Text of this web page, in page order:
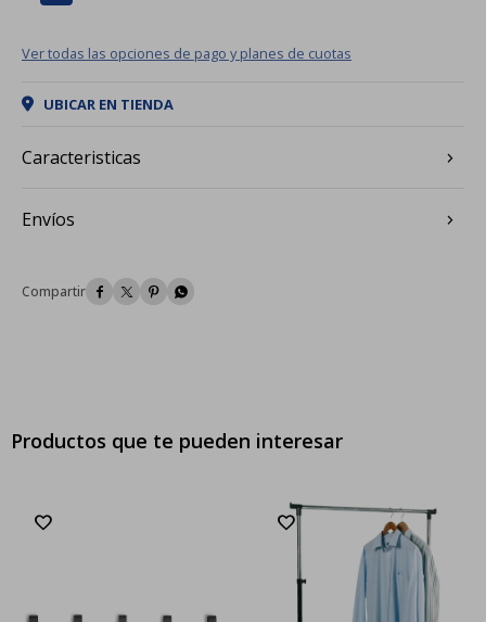
Ver todas las opciones de pago y planes de cuotas
UBICAR EN TIENDA
Caracteristicas
Envíos
   
Productos que te pueden interesar